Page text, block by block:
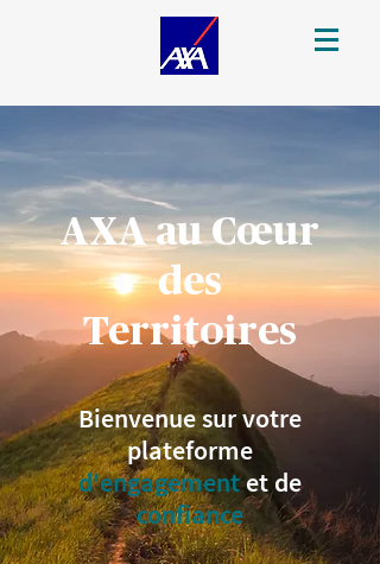
AXA au Cœur
des
Territoires
Bienvenue sur votre
plateforme
d'engagementet de
confiance